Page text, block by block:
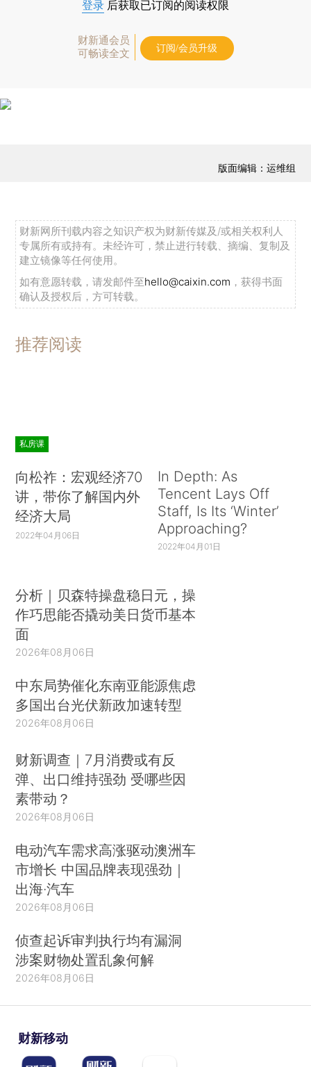
登录 后获取已订阅的阅读权限
财新通会员
可畅读全文
订阅/会员升级
版面编辑：运维组
财新网所刊载内容之知识产权为财新传媒及/或相关权利人
专属所有或持有。未经许可，禁止进行转载、摘编、复制及
建立镜像等任何使用。
如有意愿转载，请发邮件至hello@caixin.com ，获得书面
确认及授权后，方可转载。
推荐阅读
私房课
向松祚：宏观经济70
讲，带你了解国内外
经济大局
2022年04月06日
In Depth: As
Tencent Lays Off
Staff, Is Its ‘Winter’
Approaching?
2022年04月01日
分析｜贝森特操盘稳日元，操
作巧思能否撬动美日货币基本
面
2026年08月06日
中东局势催化东南亚能源焦虑
多国出台光伏新政加速转型
2026年08月06日
财新调查｜7月消费或有反
弹、出口维持强劲 受哪些因
素带动？
2026年08月06日
电动汽车需求高涨驱动澳洲车
市增长 中国品牌表现强劲｜
出海·汽车
2026年08月06日
侦查起诉审判执行均有漏洞
涉案财物处置乱象何解
2026年08月06日
财新移动